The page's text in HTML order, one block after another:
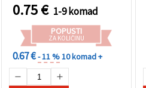
0.75€ 1-9 komad
POPUSTI
ZA KOLIČINU
0.67 €- 11 %10 komad +